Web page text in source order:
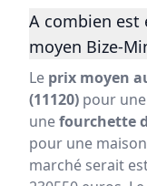
A combien est
moyen Bize-
Le prix moyen
(11120) pour
unefourchette
pour une
marché serait